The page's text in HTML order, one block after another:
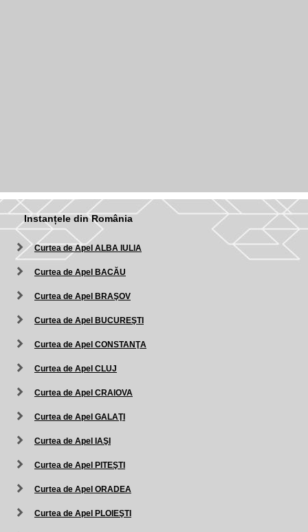
Instanțele din România
Curtea de Apel ALBA IULIA
Curtea de Apel BACĂU
Curtea de Apel BRAŞOV
Curtea de Apel BUCUREŞTI
Curtea de Apel CONSTANŢA
Curtea de Apel CLUJ
Curtea de Apel CRAIOVA
Curtea de Apel GALAŢI
Curtea de Apel IAŞI
Curtea de Apel PITEŞTI
Curtea de Apel ORADEA
Curtea de Apel PLOIEŞTI